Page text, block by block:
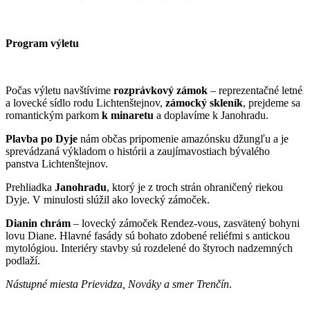
Program výletu
Počas výletu navštívime rozprávkový zámok – reprezentačné letné
a lovecké sídlo rodu Lichtenštejnov, zámocký skleník, prejdeme sa
romantickým parkom k minaretu a doplavíme k Janohradu.
Plavba po Dyje nám občas pripomenie amazónsku džungľu a je
sprevádzaná výkladom o histórii a zaujímavostiach bývalého
panstva Lichtenštejnov.
Prehliadka Janohradu, ktorý je z troch strán ohraničený riekou
Dyje. V minulosti slúžil ako lovecký zámoček.
Dianin chrám – lovecký zámoček Rendez-vous, zasvätený bohyni
lovu Diane. Hlavné fasády sú bohato zdobené reliéfmi s antickou
mytológiou. Interiéry stavby sú rozdelené do štyroch nadzemných
podlaží.
Nástupné miesta Prievidza, Nováky a smer Trenčín.